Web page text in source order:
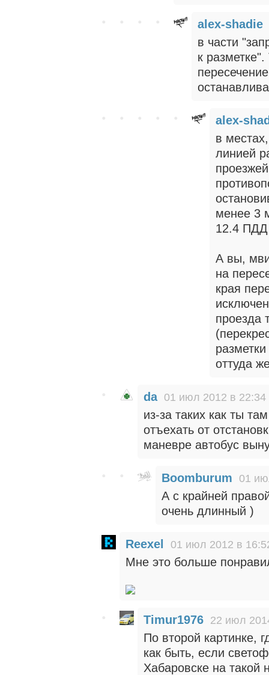
alex-shadie
в части
к
alex-
в
линией
менее 3
12.4 ПДД
А вы,
на
края
проезда
оттуда
da 01 июл 2012 в 22:34
из-за таких как ты
отъехать от
маневре автобус
Boomburum 01
А с крайней
очень длинный )
Reexel 01 июл 2012 в
Мне это больше
Timur1976 22 июл
По второй картинке,
как быть, если
Хабаровске на такой